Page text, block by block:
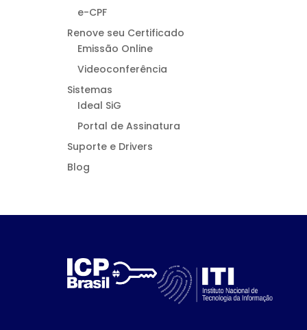
e-CPF
Renove seu Certificado
Emissão Online
Videoconferência
Sistemas
Ideal SiG
Portal de Assinatura
Suporte e Drivers
Blog